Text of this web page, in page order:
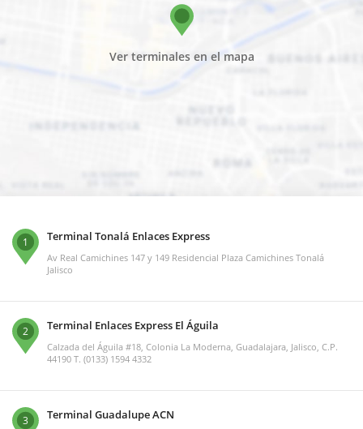
Ver terminales en el mapa
1 Terminal Tonalá Enlaces Express
Av Real Camichines 147 y 149 Residencial Plaza Camichines Tonalá
Jalisco
2 Terminal Enlaces Express El Águila
Calzada del Águila #18, Colonia La Moderna, Guadalajara, Jalisco, C.P.
44190 T. (0133) 1594 4332
3 Terminal Guadalupe ACN